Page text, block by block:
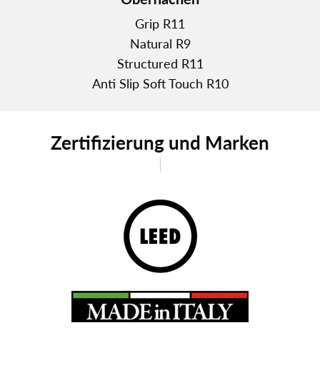
Grip R11
Natural R9
Structured R11
Anti Slip Soft Touch R10
Zertifizierung und Marken